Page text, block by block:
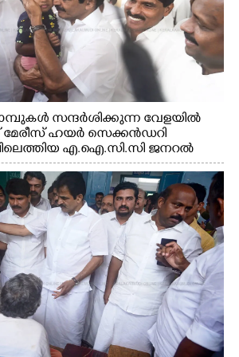
സന്ദർശിക്കുന്ന വേളയിൽ
മേരീസ് ഹയർ സെക്കൻഡറി
എ.ഐ.സി.സി ജനറൽ
വേണുഗോപാൽ എം.പി കുരുന്നിനെ
സഹകരണ-എക്സൈസ്
കൃഷിവകുപ്പ് മന്ത്രി ടി. സിദ്ദിഖ്,
എം. എൽ. എ എന്നിവർ സമീപം